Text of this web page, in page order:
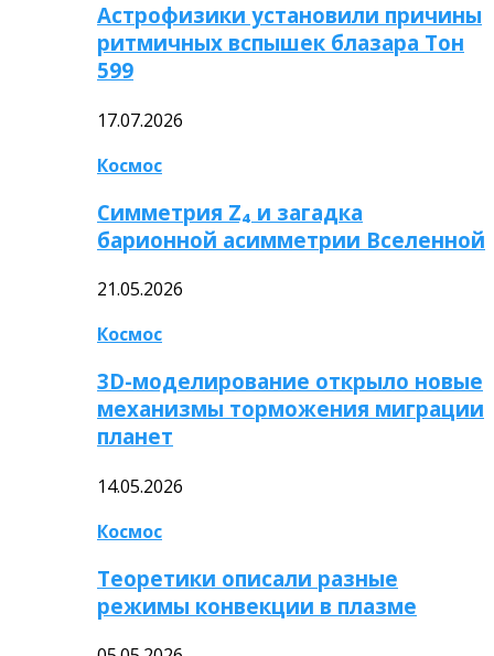
Астрофизики установили причины
ритмичных вспышек блазара Тон
599
17.07.2026
Космос
Симметрия Z₄ и загадка
барионной асимметрии Вселенной
21.05.2026
Космос
3D-моделирование открыло новые
механизмы торможения миграции
планет
14.05.2026
Космос
Теоретики описали разные
режимы конвекции в плазме